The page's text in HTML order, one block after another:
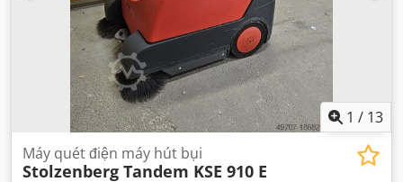
1 / 13
Máy quét điện máy hút bụi
Stolzenberg Tandem KSE 910 E